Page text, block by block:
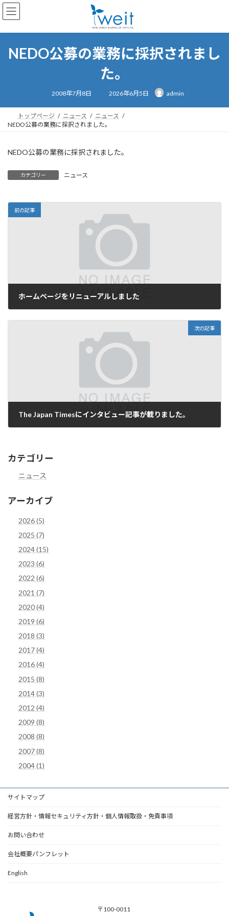
コ
ン
ン
ナ
ビ
ー
NEDO公募の業務に採択されまし
た。
2008年7月8日
終
新
日
時
2026年6月5日 admin
トップページ ニュース
ニュース
NEDO公募の業務に採択されました。
NEDO公募の業務に採択されました。
カテゴリー ニュース
前の記事
ホームページをリニューアルしました
次の記事
The Japan Timesにインタビュー記事が載りました。
カテゴリー
ニュース
アーカイブ
2026 (5)
2025 (7)
2024 (15)
2023 (6)
2022 (6)
2021 (7)
2020 (4)
2019 (6)
2018 (3)
2017 (4)
2016 (4)
2015 (8)
2014 (3)
2012 (4)
2009 (8)
2008 (8)
2007 (8)
2004 (1)
サイトマップ
経営方針・情報セキュリティ方針・個人情報取扱・免責事項
お問い合わせ
会社概要パンフレット
English
〒100-0011